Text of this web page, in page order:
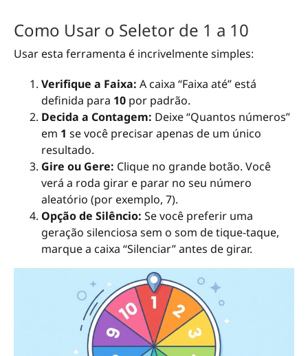
Como Usar o Seletor de 1 a 10
Usar esta ferramenta é incrivelmente simples:
Verifique a Faixa: A caixa “Faixa até” está
definida para 10 por padrão.
Decida a Contagem: Deixe “Quantos números”
em 1 se você precisar apenas de um único
resultado.
Gire ou Gere: Clique no grande botão. Você
verá a roda girar e parar no seu número
aleatório (por exemplo, 7).
Opção de Silêncio: Se você preferir uma
geração silenciosa sem o som de tique-taque,
marque a caixa “Silenciar” antes de girar.